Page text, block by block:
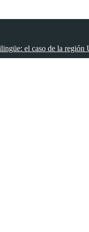
el caso de la región